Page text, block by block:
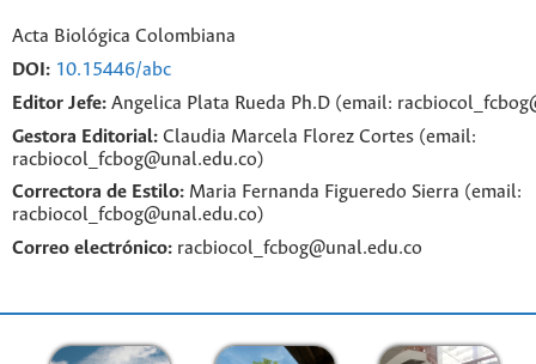
Acta Biológica Colombiana
DOI: 10.15446/abc
Editor Jefe: Angelica Plata Rueda Ph.D (email:
Gestora Editorial: Claudia Marcela Florez Cortes (email:
racbiocol_fcbog@unal.edu.co)
Correctora de Estilo: Maria Fernanda Figueredo Sierra (email:
racbiocol_fcbog@unal.edu.co)
Correo electrónico: racbiocol_fcbog@unal.edu.co